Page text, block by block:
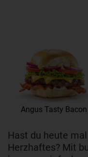
Angus Tasty Bacon
Hast du heute
Herzhaftes? Mit